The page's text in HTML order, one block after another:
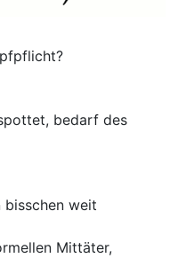
bedarf des
bisschen weit
Mittäter,